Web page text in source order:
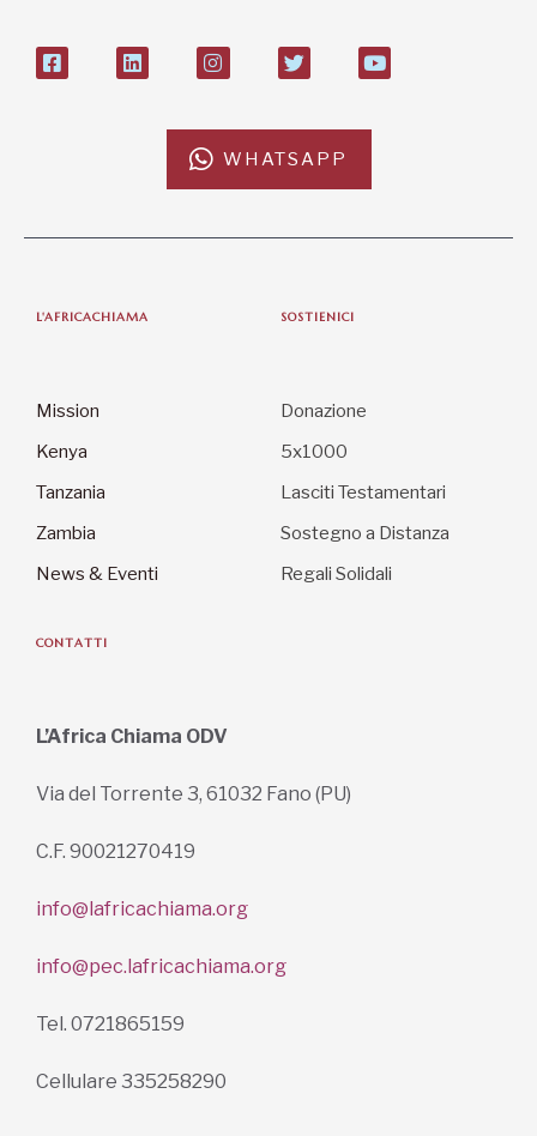
WHATSAPP
L'AFRICACHIAMA
Mission
Kenya
Tanzania
Zambia
News & Eventi
SOSTIENICI
Donazione
5x1000
Lasciti Testamentari
Sostegno a Distanza
Regali Solidali
CONTATTI
L’Africa Chiama ODV
Via del Torrente 3, 61032 Fano (PU)
C.F. 90021270419
info@lafricachiama.org
info@pec.lafricachiama.org
Tel. 0721865159
Cellulare 335258290